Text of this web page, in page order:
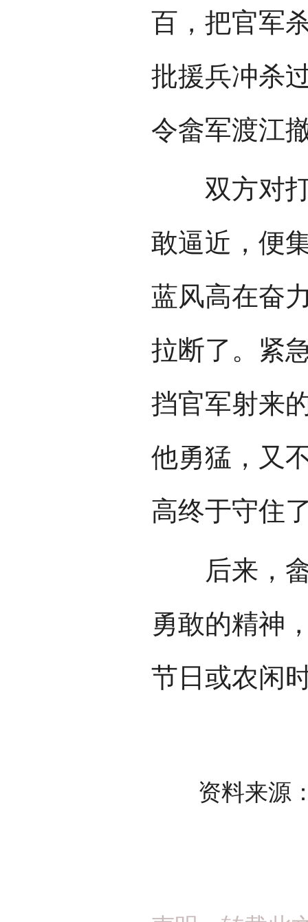
百，把官军
批援兵冲杀
令畲军渡江
双方对打
敢逼近，便
蓝风高在奋
拉断了。紧
挡官军射来
他勇猛，又
高终于守住
后来，畲
勇敢的精神
节日或农闲
资料来源